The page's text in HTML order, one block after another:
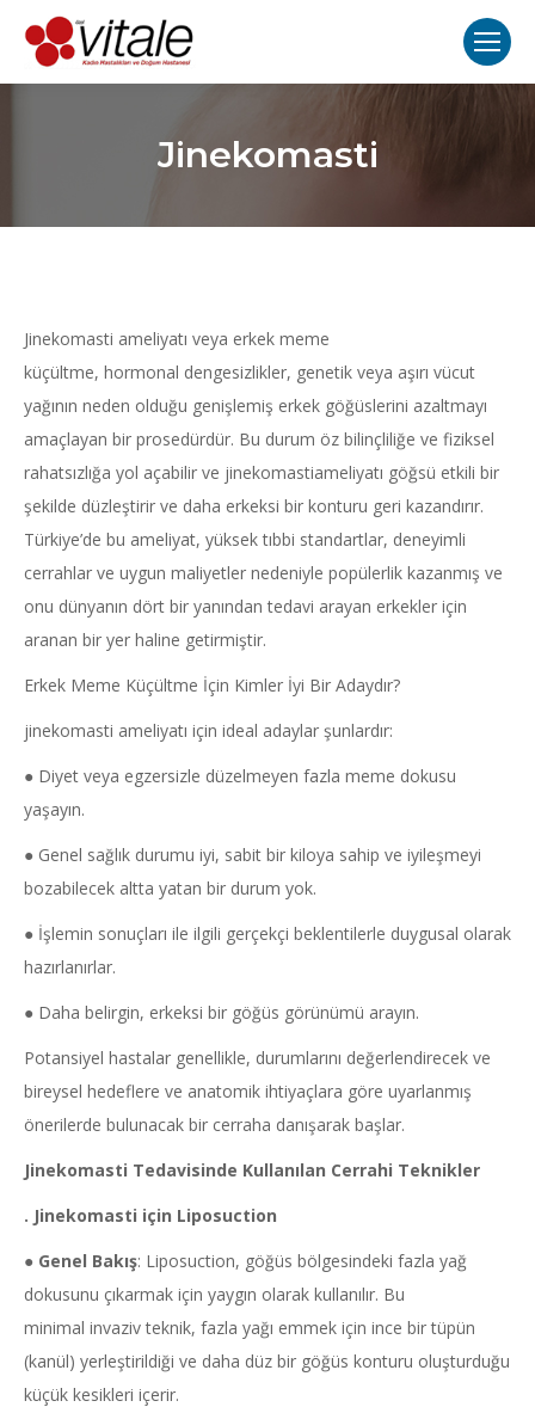
Jinekomasti
Jinekomasti ameliyatı veya erkek meme
küçültme, hormonal dengesizlikler, genetik veya aşırı vücut
yağının neden olduğu genişlemiş erkek göğüslerini azaltmayı
amaçlayan bir prosedürdür. Bu durum öz bilinçliliğe ve fiziksel
rahatsızlığa yol açabilir ve jinekomastiameliyatı göğsü etkili bir
şekilde düzleştirir ve daha erkeksi bir konturu geri kazandırır.
Türkiye’de bu ameliyat, yüksek tıbbi standartlar, deneyimli
cerrahlar ve uygun maliyetler nedeniyle popülerlik kazanmış ve
onu dünyanın dört bir yanından tedavi arayan erkekler için
aranan bir yer haline getirmiştir.
Erkek Meme Küçültme İçin Kimler İyi Bir Adaydır?
jinekomasti ameliyatı için ideal adaylar şunlardır:
● Diyet veya egzersizle düzelmeyen fazla meme dokusu
yaşayın.
● Genel sağlık durumu iyi, sabit bir kiloya sahip ve iyileşmeyi
bozabilecek altta yatan bir durum yok.
● İşlemin sonuçları ile ilgili gerçekçi beklentilerle duygusal olarak
hazırlanırlar.
● Daha belirgin, erkeksi bir göğüs görünümü arayın.
Potansiyel hastalar genellikle, durumlarını değerlendirecek ve
bireysel hedeflere ve anatomik ihtiyaçlara göre uyarlanmış
önerilerde bulunacak bir cerraha danışarak başlar.
Jinekomasti Tedavisinde Kullanılan Cerrahi Teknikler
. Jinekomasti için Liposuction
● Genel Bakış: Liposuction, göğüs bölgesindeki fazla yağ
dokusunu çıkarmak için yaygın olarak kullanılır. Bu
minimal invaziv teknik, fazla yağı emmek için ince bir tüpün
(kanül) yerleştirildiği ve daha düz bir göğüs konturu oluşturduğu
küçük kesikleri içerir.